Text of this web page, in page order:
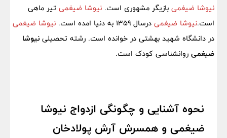
نیوشا ضیغمی بازیگر مشهوری است. نیوشا ضیغمی تیر ماهی
است.نیوشا ضیغمی درسال 1359 به دنیا امده است.
نیوشا ضیغمی
در دانشگاه شهید بهشتی در خوانده است. رشته تحصیلی نیوشا
ضیغمی روانشناسی کودک است.
نحوه آشنایی و چگونگی ازدواج نیوشا
ضیغمی و همسرش آرش پولادخان